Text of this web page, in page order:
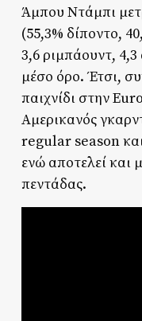
Άμπου Ντάμπι
(55,3% δίποντο,
3,6 ριμπάουντ,
μέσο όρο. Έτσι,
παιχνίδι στην
Αμερικανός
regular season
ενώ αποτελεί και
πεντάδας.